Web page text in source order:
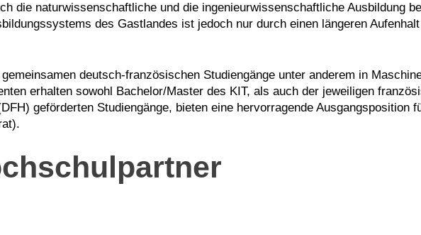
die naturwissenschaftliche und die ingenieurwissenschaftliche Ausbildung
des Gastlandes ist jedoch nur durch einen längeren
deutsch-französischen Studiengänge unter anderem in
erhalten sowohl Bachelor/Master des KIT, als auch der jeweiligen
geförderten Studiengänge, bieten eine hervorragende Ausgangsposition